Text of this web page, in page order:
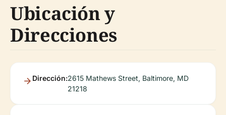
Ubicación y
Direcciones
Dirección:2615 Mathews Street, Baltimore, MD
21218